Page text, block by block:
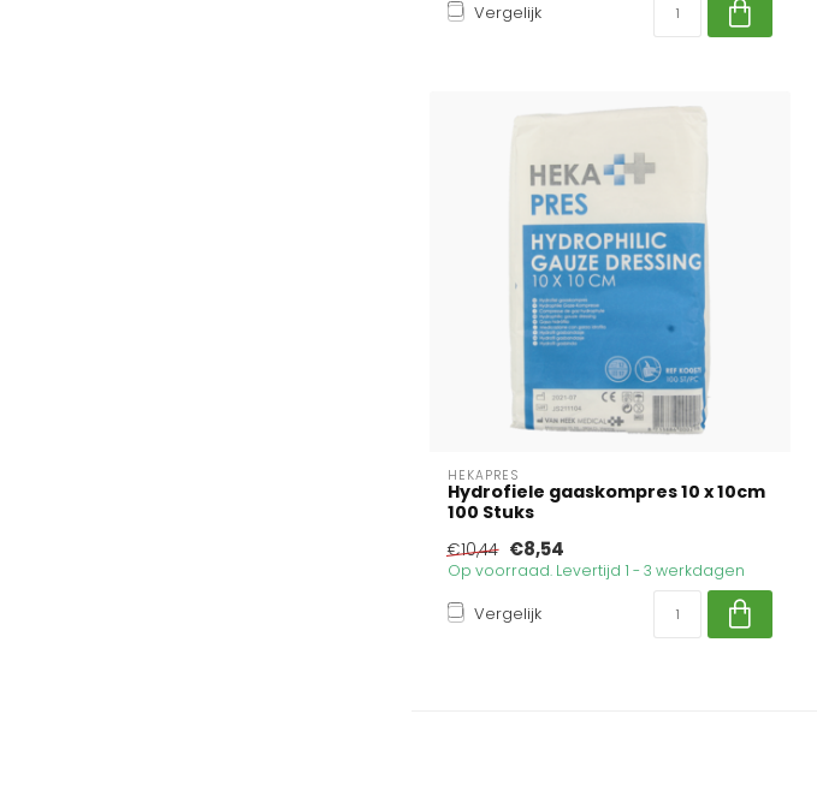
Vergelijk
HEKAPRES
Hydrofiele gaaskompres 10 x 10cm
100 Stuks
€10,44 €8,54
Op voorraad. Levertijd 1 - 3 werkdagen
Vergelijk